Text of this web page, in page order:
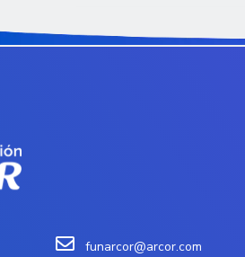
funarcor@arcor.com